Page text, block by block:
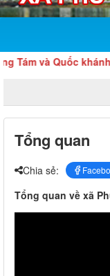
và Quốc khánh 2/9
Tổng quan
Chia sẻ:
Tổng quan về xã